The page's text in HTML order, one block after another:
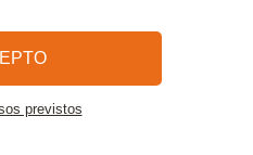
Ver el mapa
previstos